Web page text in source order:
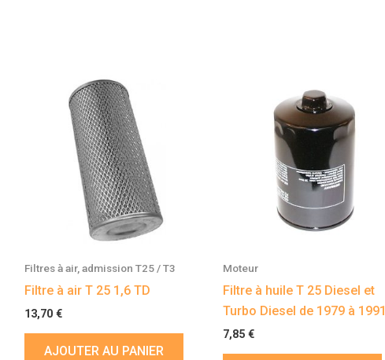
Filtres à air, admission T25 / T3
Filtre à air T 25 1,6 TD
13,70€
AJOUTER AU PANIER
Moteur
Filtre à huile T 25 Diesel et
Turbo Diesel de 1979 à 1991
7,85 €